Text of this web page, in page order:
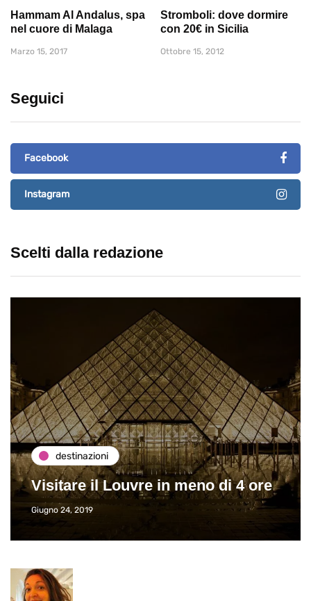
Hammam Al Andalus, spa
nel cuore di Malaga
Marzo 15, 2017
Stromboli: dove dormire
con 20€ in Sicilia
Ottobre 15, 2012
Seguici
Facebook
Instagram
Scelti dalla redazione
destinazioni
Visitare il Louvre in meno di 4 ore
Giugno 24, 2019